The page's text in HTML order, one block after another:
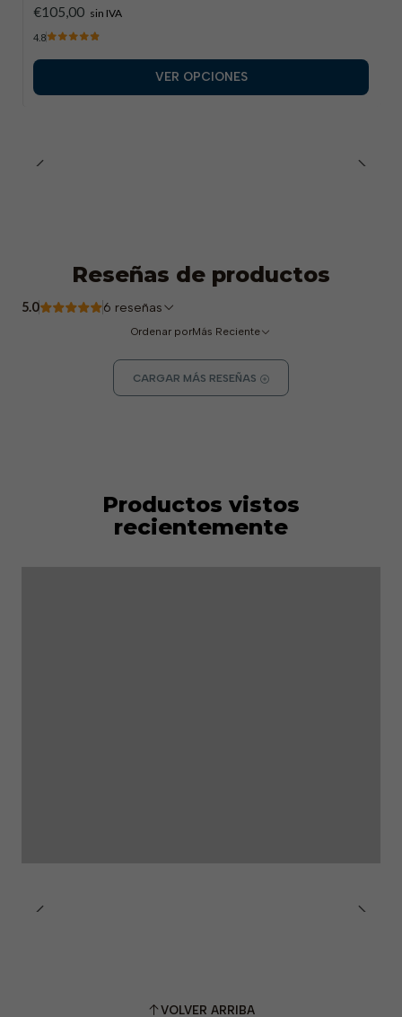
€105,00 sin IVA
4.8
VER OPCIONES
Reseñas de productos
5.0 6 reseñas
Ordenar porMás Reciente
CARGAR MÁS RESEÑAS
Productos vistos
recientemente
VOLVER ARRIBA